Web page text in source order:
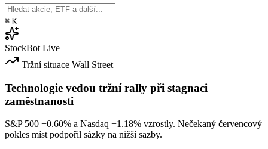
⌘ K
StockBot Live
Tržní situace Wall Street
Technologie vedou tržní rally při stagnaci
zaměstnanosti
S&P 500 +0.60% a Nasdaq +1.18% vzrostly. Nečekaný červencový
pokles míst podpořil sázky na nižší sazby.